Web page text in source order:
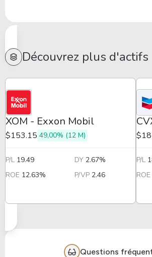
Découvrez plus d'actifs
XOM - Exxon Mobil
$153.15 49,00% (12 M)
P/L 19.49 DY 2.67%
ROE 12.63% P/VP 2.46
P/L
ROE
Questions